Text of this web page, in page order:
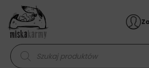
Skocz do treści
Wyszukiwarka produktów